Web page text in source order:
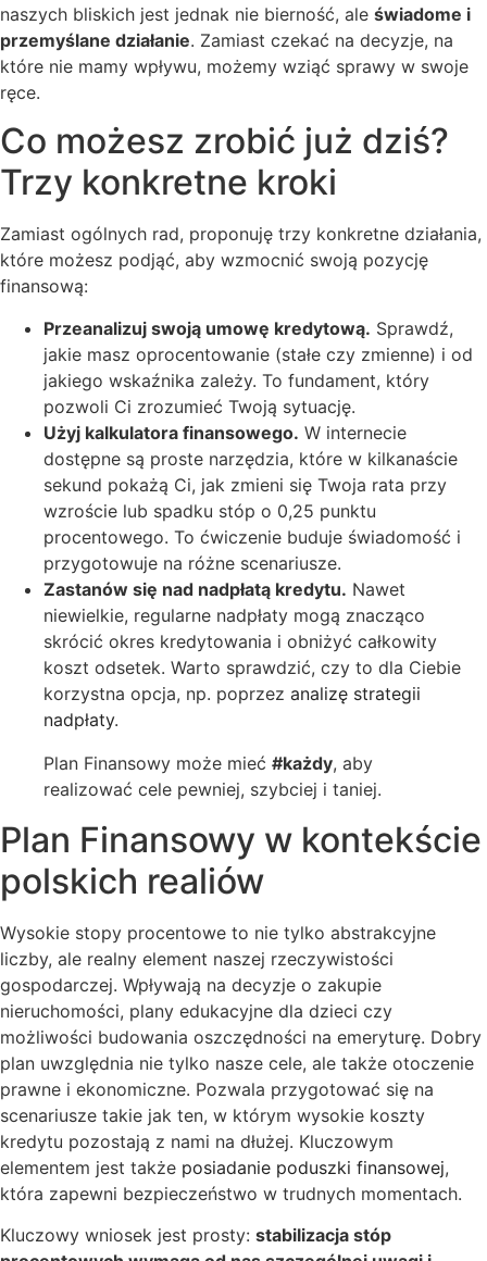
naszych bliskich jest jednak nie bierność, ale świadome i
przemyślane działanie. Zamiast czekać na decyzje, na
które nie mamy wpływu, możemy wziąć sprawy w swoje
ręce.
Co możesz zrobić już dziś?
Trzy konkretne kroki
Zamiast ogólnych rad, proponuję trzy konkretne działania,
które możesz podjąć, aby wzmocnić swoją pozycję
finansową:
Przeanalizuj swoją umowę kredytową. Sprawdź,
jakie masz oprocentowanie (stałe czy zmienne) i od
jakiego wskaźnika zależy. To fundament, który
pozwoli Ci zrozumieć Twoją sytuację.
Użyj kalkulatora finansowego. W internecie
dostępne są proste narzędzia, które w kilkanaście
sekund pokażą Ci, jak zmieni się Twoja rata przy
wzroście lub spadku stóp o 0,25 punktu
procentowego. To ćwiczenie buduje świadomość i
przygotowuje na różne scenariusze.
Zastanów się nad nadpłatą kredytu. Nawet
niewielkie, regularne nadpłaty mogą znacząco
skrócić okres kredytowania i obniżyć całkowity
koszt odsetek. Warto sprawdzić, czy to dla Ciebie
korzystna opcja, np. poprzez analizę strategii
nadpłaty.
Plan Finansowy może mieć #każdy, aby
realizować cele pewniej, szybciej i taniej.
Plan Finansowy w kontekście
polskich realiów
Wysokie stopy procentowe to nie tylko abstrakcyjne
liczby, ale realny element naszej rzeczywistości
gospodarczej. Wpływają na decyzje o zakupie
nieruchomości, plany edukacyjne dla dzieci czy
możliwości budowania oszczędności na emeryturę. Dobry
plan uwzględnia nie tylko nasze cele, ale także otoczenie
prawne i ekonomiczne. Pozwala przygotować się na
scenariusze takie jak ten, w którym wysokie koszty
kredytu pozostają z nami na dłużej. Kluczowym
elementem jest także posiadanie poduszki finansowej,
która zapewni bezpieczeństwo w trudnych momentach.
Kluczowy wniosek jest prosty: stabilizacja stóp